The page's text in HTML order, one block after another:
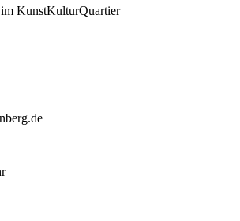
KunstKulturQuartier